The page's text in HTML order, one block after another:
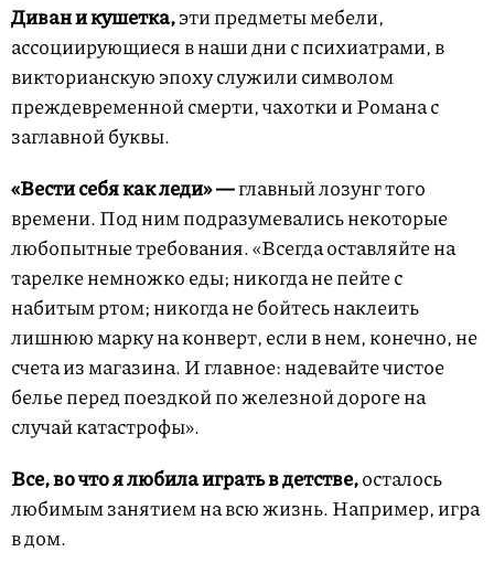
Диван и кушетка,эти предметы мебели,
ассоциирующиеся в наши дни с психиатрами, в
викторианскую эпоху служили символом
преждевременной смерти, чахотки и Романа с
заглавной буквы.
«Вести себя как леди» —главный лозунг того
времени. Под ним подразумевались некоторые
любопытные требования. «Всегда оставляйте на
тарелке немножко еды; никогда не пейте с
набитым ртом; никогда не бойтесь наклеить
лишнюю марку на конверт, если в нем, конечно, не
счета из магазина. И главное: надевайте чистое
белье перед поездкой по железной дороге на
случай катастрофы».
Все, во что я любила играть в детстве,осталось
любимым занятием на всю жизнь. Например, игра
в дом.